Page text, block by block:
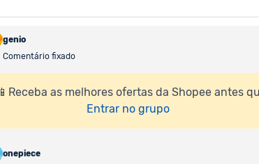
genio
Comentário fixado
📱Receba as melhores ofertas da Shopee antes
Entrar no grupo
onepiece